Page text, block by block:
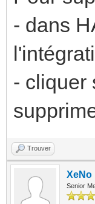
icon:
- dans
- cliquer
Trouver
XeNo
Senior